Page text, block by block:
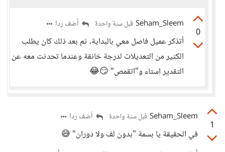
0
Seham_Sleem قبل سنة واحدة أضف ردا
أتذكر عميل فاصل معي بالبداية، ثم بعد ذلك كان يطلب
الكثير من التعديلات لدرجة خانقة وعندما تحدثت معه عن
التقدير استاء و"اتقمص" 😏😂
1
Seham_Sleem قبل سنة واحدة أضف ردا
في الحقيقة يا بسمة "بدون لف ولا دوران" 😅